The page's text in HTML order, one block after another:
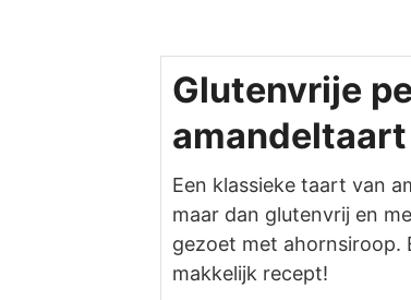
Glutenvrije
amandeltaart
Een klassieke taart van
maar dan glutenvrij en
gezoet met ahornsiroop.
makkelijk recept!